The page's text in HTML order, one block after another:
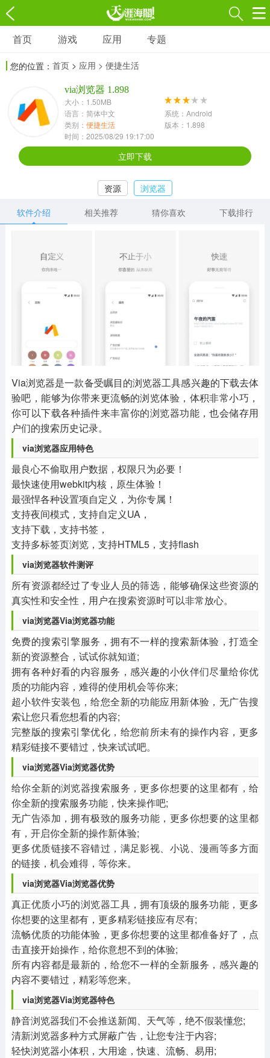
游戏
3697款应用
1597款应用
休闲益智
13387款应用
2196款应用
冒险解谜
418款应用
音乐舞蹈
其他
游戏助手
MOD游戏
首页 游戏 应用 专题
您的位置： 首页 > 应用 > 便捷生活
via浏览器 1.898
大小：1.50MB
语言：简体中文
系统：Android
类别： 便捷生活
版本：1.898
时间：2025/08/29 19:17:00
立即下载
资源
浏览器
软件介绍
相关推荐 猜你喜欢 下载排行
Via浏览器是一款备受瞩目的浏览器工具感兴趣的下载去体
验吧，能够为你带来更流畅的浏览体验，体积非常小巧，
你可以下载各种插件来丰富你的浏览器功能，也会储存用
户们的搜索历史记录。
via浏览器应用特色
最良心不偷取用户数据，权限只为必要！
最快速使用webkit内核，原生体验！
最强悍各种设置项自定义，为你专属！
支持夜间模式，支持自定义UA，
支持下载，支持书签，
支持多标签页浏览，支持HTML5，支持flash
via浏览器软件测评
所有资源都经过了专业人员的筛选，能够确保这些资源的
真实性和安全性，用户在搜索资源时可以非常放心。
via浏览器Via浏览器功能
免费的搜索引擎服务，拥有不一样的搜索新体验，打造全
新的资源整合，试试你就知道;
拥有各种好看的内容服务，感兴趣的小伙伴们尽量给你优
质的功能内容，难得的使用机会等你来;
超小软件安装包，给您全新的功能应用新体验，无广告搜
索让您只看您想看的内容;
完整版的搜索引擎优化，给您前所未有的操作内容，更多
精彩链接不要错过，快来试试吧。
via浏览器Via浏览器优势
给你全新的浏览器搜索服务，更多你想要的这里都有，给
你全新的搜索服务功能，快来操作吧;
无广告添加，拥有极致的服务功能，更多你想要的这里都
有，开启你全新的操作新体验;
更多优质链接不容错过，满足影视、小说、漫画等多方面
的链接，机会难得，等你来。
via浏览器Via浏览器优势
真正优质小巧的浏览器工具，拥有顶级的服务功能，更多
你想要的这里都有，更多精彩链接应有尽有;
流畅优质的功能体验，更多你想要的这里都准备好了，点
击直接开始操作，给你意想不到的体验;
所有内容都是最新的，给您不一样的全新服务，感兴趣的
内容不要错过，精彩等您来。
via浏览器Via浏览器特色
静音浏览器我们不会推送新闻、天气等，绝不假装懂您;
清新浏览器多种方式屏蔽广告，让您专注于内容;
轻快浏览器小体积，大用途，快速、流畅、易用;